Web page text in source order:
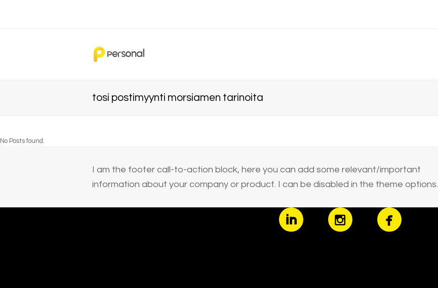
tosi postimyynti morsiamen tarinoita
No Posts found.
I am the footer call-to-action block, here you can add some relevant/important
information about your company or product. I can be disabled in the theme options.